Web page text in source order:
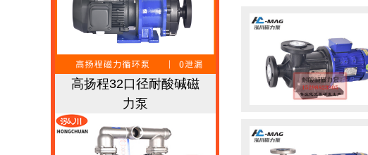
高扬程32口径耐酸碱磁
力泵